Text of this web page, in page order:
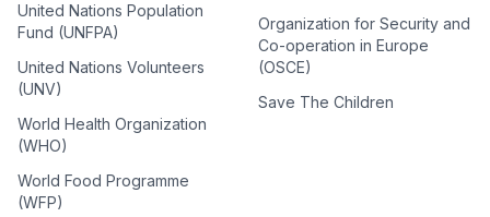
United Nations Population
Fund (UNFPA)
United Nations Volunteers
(UNV)
World Health Organization
(WHO)
World Food Programme
(WFP)
Organization for Security and
Co-operation in Europe
(OSCE)
Save The Children